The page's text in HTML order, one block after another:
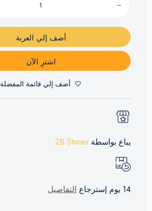
أضف إلي العربة
اشترِ الآن
أضف إلي قائمة المفضلة
يباع بواسطة 2B Stores
14 يوم إسترجاع التفاصيل